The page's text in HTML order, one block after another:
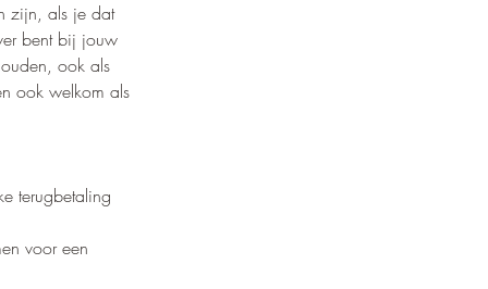
zijn, als je dat
bent bij jouw
ook als
ook welkom als
terugbetaling
voor een